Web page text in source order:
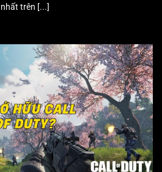
nhất trên [...]